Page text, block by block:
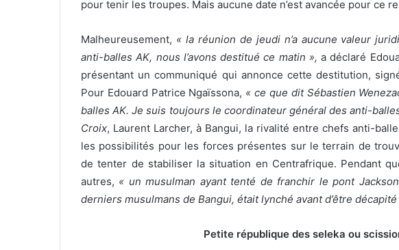
pour tenir les troupes. Mais aucune date n’est avancée pour ce
Malheureusement, « la réunion de jeudi n’a aucune valeur
anti-balles AK, nous l’avons destitué ce matin », a déclaré
présentant un communiqué qui annonce cette destitution,
Pour Edouard Patrice Ngaïssona, « ce que dit Sébastien
balles AK. Je suis toujours le coordinateur général des anti-
Croix, Laurent Larcher, à Bangui, la rivalité entre chefs anti-
les possibilités pour les forces présentes sur le terrain de
de tenter de stabiliser la situation en Centrafrique. Pendant
autres, « un musulman ayant tenté de franchir le pont
derniers musulmans de Bangui, était lynché avant d’être décapité
Petite république des seleka ou